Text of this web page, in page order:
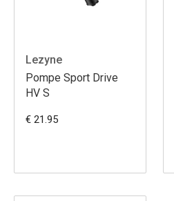
Lezyne
Pompe Sport Drive
HV S
€ 21.95